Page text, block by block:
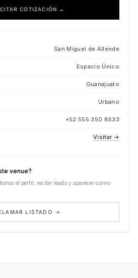
COTIZACIÓN →
San Miguel de Allende
Espacio Único
Guanajuato
Urbano
+52 555 350 8533
Visitar →
venue?
el perfil, recibir leads y aparecer como
LISTADO →